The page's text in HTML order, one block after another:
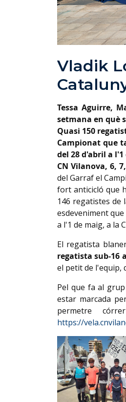
Vladik
Tessa Aguirre,
setmana en què
Quasi 150
Campionat que
del 28 d'abril a
CN Vilanova, 6,
del Garraf el
fort anticicló que
146 regatistes de
esdeveniment
a l'1 de maig, a la
El regatista
regatista sub-16
el petit de l'equip,
Pel que fa al
estar marcada
permetre
https://